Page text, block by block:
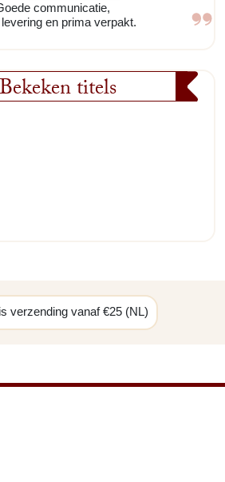
communicatie,
en prima verpakt.
titels
verzending vanaf €25 (NL)